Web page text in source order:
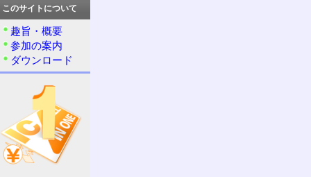
このサイトについて
趣旨・概要
参加の案内
ダウンロード